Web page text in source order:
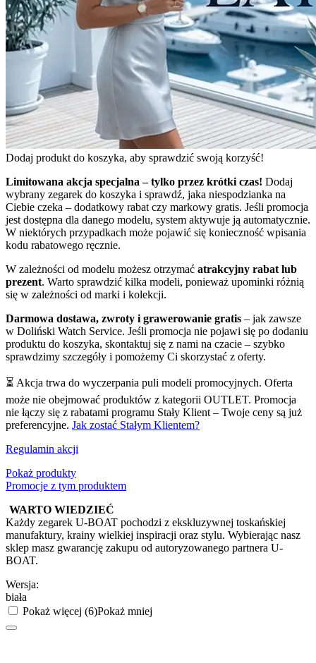
Dodaj produkt do koszyka, aby sprawdzić swoją korzyść!
Limitowana akcja specjalna – tylko przez krótki czas! Dodaj
wybrany zegarek do koszyka i sprawdź, jaka niespodzianka na
Ciebie czeka – dodatkowy rabat czy markowy gratis. Jeśli promocja
jest dostępna dla danego modelu, system aktywuje ją automatycznie.
W niektórych przypadkach może pojawić się konieczność wpisania
kodu rabatowego ręcznie.
W zależności od modelu możesz otrzymać atrakcyjny rabat lub
prezent. Warto sprawdzić kilka modeli, ponieważ upominki różnią
się w zależności od marki i kolekcji.
Darmowa dostawa, zwroty i grawerowanie gratis – jak zawsze
w Doliński Watch Service. Jeśli promocja nie pojawi się po dodaniu
produktu do koszyka, skontaktuj się z nami na czacie – szybko
sprawdzimy szczegóły i pomożemy Ci skorzystać z oferty.
⏳ Akcja trwa do wyczerpania puli modeli promocyjnych. Oferta
może nie obejmować produktów z kategorii OUTLET. Promocja
nie łączy się z rabatami programu Stały Klient – Twoje ceny są już
preferencyjne. Jak zostać Stałym Klientem?
Regulamin akcji
Pokaż produkty
Promocje z tym produktem
WARTO WIEDZIEĆ
Każdy zegarek U-BOAT pochodzi z ekskluzywnej toskańskiej
manufaktury, krainy wielkiej inspiracji oraz stylu. Wybierając nasz
sklep masz gwarancję zakupu od autoryzowanego partnera U-
BOAT.
Wersja:
biała
Pokaż więcej (6)Pokaż mniej